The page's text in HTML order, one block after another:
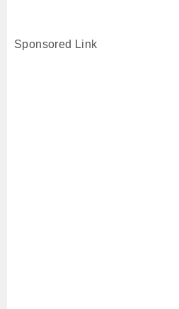
Sponsored Link